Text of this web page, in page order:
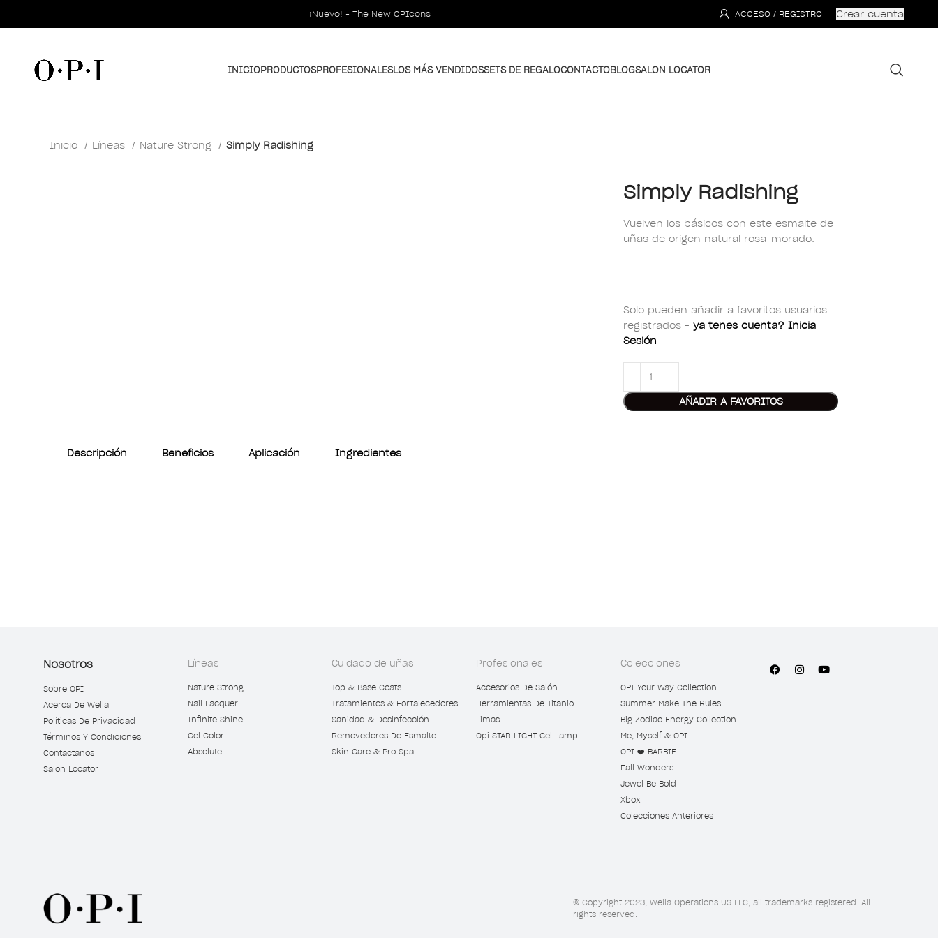
¡Nuevo! - The New OPIcons ACCESO / REGISTRO Crear cuenta
INICIOPRODUCTOSPROFESIONALESLOS MÁS VENDIDOSSETS DE REGALOCONTACTOBLOGSALON LOCATOR
Inicio Líneas Nature Strong Simply Radishing
Simply Radishing
Vuelven los básicos con este esmalte de
uñas de origen natural rosa-morado.
Solo pueden añadir a favoritos usuarios
registrados -ya tenes cuenta? Inicia
Sesión
AÑADIR A FAVORITOS
Descripción Beneficios Aplicación Ingredientes
Nosotros
Sobre OPI
Acerca De Wella
Políticas De Privacidad
Términos Y Condiciones
Contactanos
Salon Locator
Líneas
Nature Strong
Nail Lacquer
Infinite Shine
Gel Color
Absolute
Cuidado de uñas
Top & Base Coats
Tratamientos & Fortalecedores
Sanidad & Desinfección
Removedores De Esmalte
Skin Care & Pro Spa
Profesionales
Accesorios De Salón
Herramientas De Titanio
Limas
Opi STAR LIGHT Gel Lamp
Colecciones
OPI Your Way Collection
Summer Make The Rules
Big Zodiac Energy Collection
Me, Myself & OPI
OPI ❤️ BARBIE
Fall Wonders
Jewel Be Bold
Xbox
Colecciones Anteriores
© Copyright 2023, Wella Operations US LLC, all trademarks registered. All
rights reserved.